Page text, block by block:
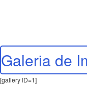
Galeria de
[gallery ID=1]